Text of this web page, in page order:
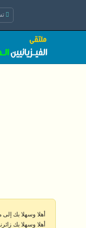
أهلا وسهلا بك إلى
أهلا وسهلا بك